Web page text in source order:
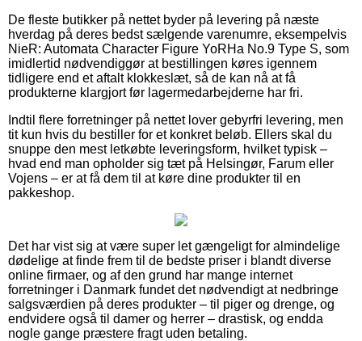
De fleste butikker på nettet byder på levering på næste
hverdag på deres bedst sælgende varenumre, eksempelvis
NieR: Automata Character Figure YoRHa No.9 Type S, som
imidlertid nødvendiggør at bestillingen køres igennem
tidligere end et aftalt klokkeslæt, så de kan nå at få
produkterne klargjort før lagermedarbejderne har fri.
Indtil flere forretninger på nettet lover gebyrfri levering, men
tit kun hvis du bestiller for et konkret beløb. Ellers skal du
snuppe den mest letkøbte leveringsform, hvilket typisk –
hvad end man opholder sig tæt på Helsingør, Farum eller
Vojens – er at få dem til at køre dine produkter til en
pakkeshop.
Det har vist sig at være super let gængeligt for almindelige
dødelige at finde frem til de bedste priser i blandt diverse
online firmaer, og af den grund har mange internet
forretninger i Danmark fundet det nødvendigt at nedbringe
salgsværdien på deres produkter – til piger og drenge, og
endvidere også til damer og herrer – drastisk, og endda
nogle gange præstere fragt uden betaling.